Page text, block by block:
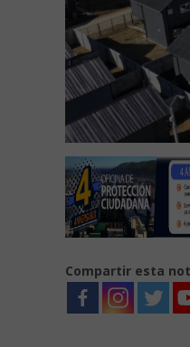
Compartir esta